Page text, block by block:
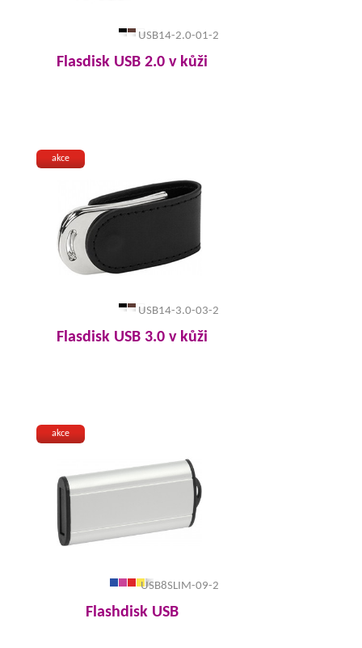
USB14-2.0-01-2
Flasdisk USB 2.0 v kůži
akce
USB14-3.0-03-2
Flasdisk USB 3.0 v kůži
akce
USB8SLIM-09-2
Flashdisk USB